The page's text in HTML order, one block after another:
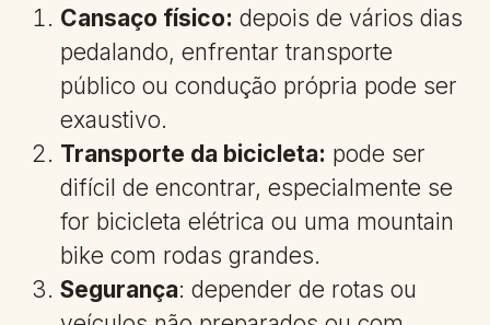
Cansaço físico: depois de vários dias
pedalando, enfrentar transporte
público ou condução própria pode ser
exaustivo.
Transporte da bicicleta: pode ser
difícil de encontrar, especialmente se
for bicicleta elétrica ou uma mountain
bike com rodas grandes.
Segurança: depender de rotas ou